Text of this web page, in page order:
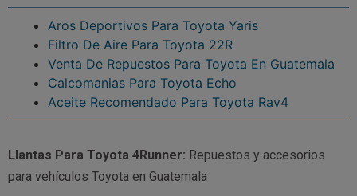
Aros Deportivos Para Toyota Yaris
Filtro De Aire Para Toyota 22R
Venta De Repuestos Para Toyota En Guatemala
Calcomanias Para Toyota Echo
Aceite Recomendado Para Toyota Rav4
Llantas Para Toyota 4Runner: Repuestos y accesorios
para vehículos Toyota en Guatemala